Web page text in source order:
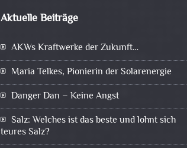
Aktuelle Beiträge
AKWs Kraftwerke der Zukunft…
Maria Telkes, Pionierin der Solarenergie
Danger Dan – Keine Angst
Salz: Welches ist das beste und lohnt sich
teures Salz?